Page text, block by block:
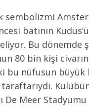
sembolizmi
batının
Bu dönemde
80 bin kişi
bu nüfusun büyük
De Meer Stadyumu